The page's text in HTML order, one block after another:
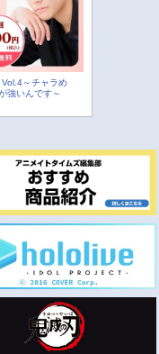
Vol.4～チャラめ
強いんです～